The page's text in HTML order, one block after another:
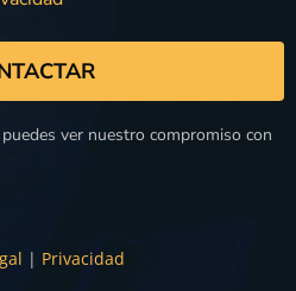
ver nuestro compromiso con
| Privacidad